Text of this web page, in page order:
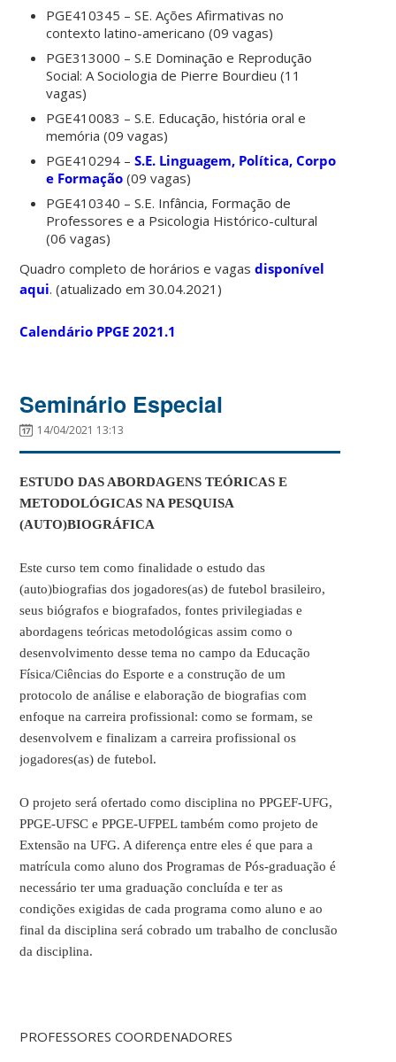
PGE410345 – SE. Ações Afirmativas no
contexto latino-americano (09 vagas)
PGE313000 – S.E Dominação e Reprodução
Social: A Sociologia de Pierre Bourdieu (11
vagas)
PGE410083 – S.E. Educação, história oral e
memória (09 vagas)
PGE410294 –S.E. Linguagem, Política, Corpo
e Formação (09 vagas)
PGE410340 – S.E. Infância, Formação de
Professores e a Psicologia Histórico-cultural
(06 vagas)
Quadro completo de horários e vagasdisponível
aqui. (atualizado em 30.04.2021)
Calendário PPGE 2021.1
Seminário Especial
14/04/2021 13:13
ESTUDO DAS ABORDAGENS TEÓRICAS E
METODOLÓGICAS NA PESQUISA
(AUTO)BIOGRÁFICA
Este curso tem como finalidade o estudo das
(auto)biografias dos jogadores(as) de futebol brasileiro,
seus biógrafos e biografados, fontes privilegiadas e
abordagens teóricas metodológicas assim como o
desenvolvimento desse tema no campo da Educação
Física/Ciências do Esporte e a construção de um
protocolo de análise e elaboração de biografias com
enfoque na carreira profissional: como se formam, se
desenvolvem e finalizam a carreira profissional os
jogadores(as) de futebol.
O projeto será ofertado como disciplina no PPGEF-UFG,
PPGE-UFSC e PPGE-UFPEL também como projeto de
Extensão na UFG. A diferença entre eles é que para a
matrícula como aluno dos Programas de Pós-graduação é
necessário ter uma graduação concluída e ter as
condições exigidas de cada programa como aluno e ao
final da disciplina será cobrado um trabalho de conclusão
da disciplina.
PROFESSORES COORDENADORES